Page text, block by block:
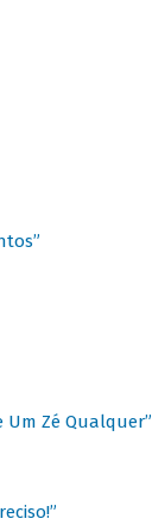
Um Zé Qualquer”